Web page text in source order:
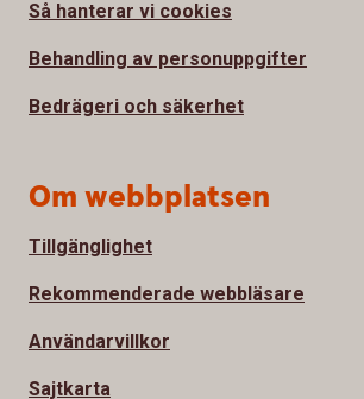
Så hanterar vi cookies
Behandling av personuppgifter
Bedrägeri och säkerhet
Om webbplatsen
Tillgänglighet
Rekommenderade webbläsare
Användarvillkor
Sajtkarta